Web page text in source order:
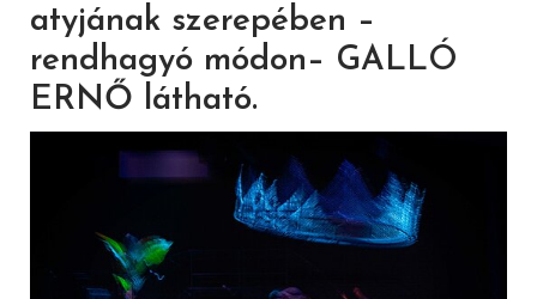
atyjának szerepében –
rendhagyó módon– GALLÓ
ERNŐ látható.